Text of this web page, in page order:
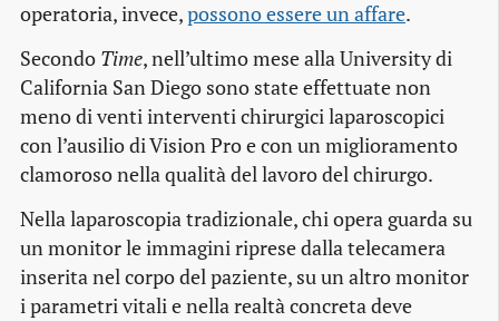
operatoria, invece,possono essere un affare.
Secondo Time, nell’ultimo mese alla University di
California San Diego sono state effettuate non
meno di venti interventi chirurgici laparoscopici
con l’ausilio di Vision Pro e con un miglioramento
clamoroso nella qualità del lavoro del chirurgo.
Nella laparoscopia tradizionale, chi opera guarda su
un monitor le immagini riprese dalla telecamera
inserita nel corpo del paziente, su un altro monitor
i parametri vitali e nella realtà concreta deve